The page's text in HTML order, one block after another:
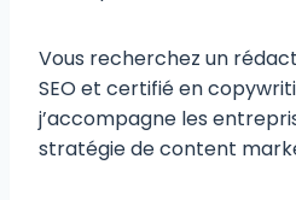
Vous recherchez un
SEO et certifié en
j’accompagne les
stratégie de content